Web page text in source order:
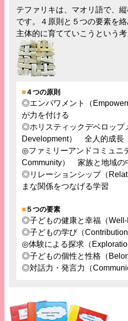
テファリキは、マオリ語で、
です。４原則と５つの要素を
主体的に育てていこうという考
■４つの原則
◎エンパワメント（
が力を付ける
◎ホリスティックデベロップ
Development） 全人的成長
◎ファミリーアンドコミュニ
Community） 家族と地域の
◎リレーションシップ（
まな関係をつなげる学習
■５つの要素
◎子どもの健康と幸福（Well-
◎子どもの学び（Contribution
◎体験による探求（
◎子どもの個性と性格（
◎対話力・発言力（